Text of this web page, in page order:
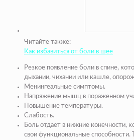
Читайте также:
Как избавиться от боли в шее
Резкое появление боли в спине,
дыхании, чихании или кашле,
Менингеальные симптомы.
Напряжение мышц в пораженном
Повышение температуры.
Слабость.
Боль отдает в нижние конечности,
свои функциональные способности.